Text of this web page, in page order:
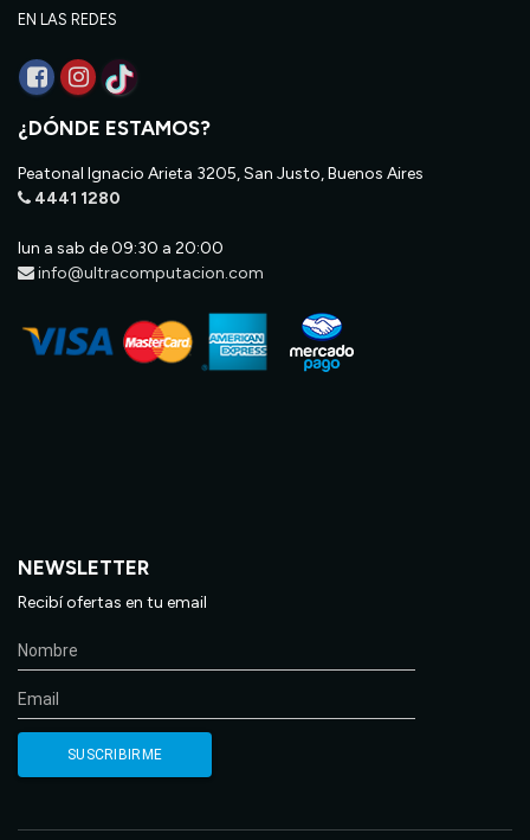
EN LAS REDES
¿DÓNDE ESTAMOS?
Peatonal Ignacio Arieta 3205, San Justo, Buenos Aires
4441 1280
lun a sab de 09:30 a 20:00
info@ultracomputacion.com
NEWSLETTER
Recibí ofertas en tu email